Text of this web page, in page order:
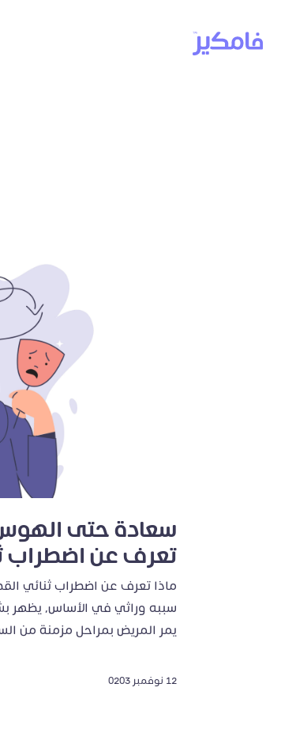
سعادة حتى الهوس
تعرف عن اضطراب
ماذا تعرف عن اضطراب ثنائي
سببه وراثي في الأساس،
يمر المريض بمراحل مزمنة من
12 نوفمبر 0203